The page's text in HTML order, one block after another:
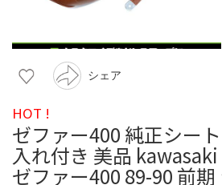
シェア
HOT !
ゼファー400 純正シー
入れ付き 美品 kawasaki
ゼファー400 89-90 前